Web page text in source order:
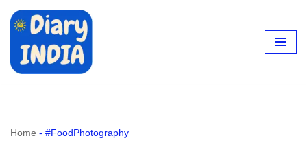
content
Home - #FoodPhotography